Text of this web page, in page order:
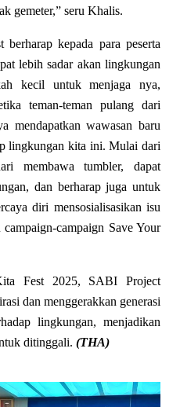
gemeter,” seru Khalis.
kepada para peserta
lebih sadar akan lingkungan
kecil untuk menjaga nya,
teman-teman pulang dari
mendapatkan wawasan baru
lingkungan kita ini. Mulai dari
membawa tumbler, dapat
dan berharap juga untuk
diri mensosialisasikan isu
campaign Save Your
Fest 2025, SABI Project
dan menggerakkan generasi
lingkungan, menjadikan
ditinggali. (THA)